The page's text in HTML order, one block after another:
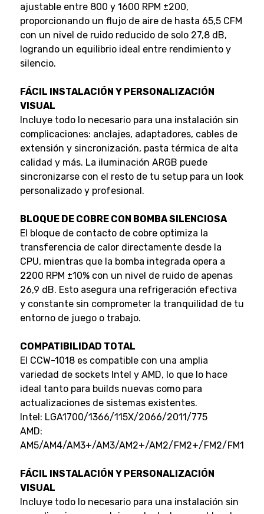
ajustable entre 800 y 1600 RPM ±200,
proporcionando un flujo de aire de hasta 65,5 CFM
con un nivel de ruido reducido de solo 27,8 dB,
logrando un equilibrio ideal entre rendimiento y
silencio.
FÁCIL INSTALACIÓN Y PERSONALIZACIÓN
VISUAL
Incluye todo lo necesario para una instalación sin
complicaciones: anclajes, adaptadores, cables de
extensión y sincronización, pasta térmica de alta
calidad y más. La iluminación ARGB puede
sincronizarse con el resto de tu setup para un look
personalizado y profesional.
BLOQUE DE COBRE CON BOMBA SILENCIOSA
El bloque de contacto de cobre optimiza la
transferencia de calor directamente desde la
CPU, mientras que la bomba integrada opera a
2200 RPM ±10% con un nivel de ruido de apenas
26,9 dB. Esto asegura una refrigeración efectiva
y constante sin comprometer la tranquilidad de tu
entorno de juego o trabajo.
COMPATIBILIDAD TOTAL
El CCW-1018 es compatible con una amplia
variedad de sockets Intel y AMD, lo que lo hace
ideal tanto para builds nuevas como para
actualizaciones de sistemas existentes.
Intel: LGA1700/1366/115X/2066/2011/775
AMD:
AM5/AM4/AM3+/AM3/AM2+/AM2/FM2+/FM2/FM1
FÁCIL INSTALACIÓN Y PERSONALIZACIÓN
VISUAL
Incluye todo lo necesario para una instalación sin